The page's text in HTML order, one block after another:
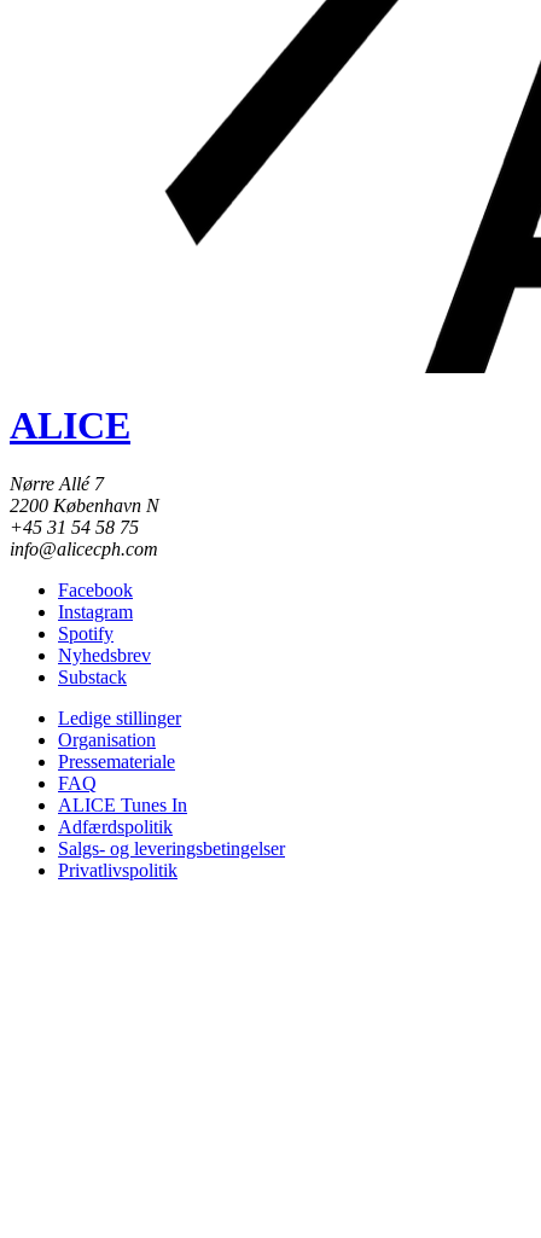
ALICE
Nørre Allé 7
2200 København N
+45 31 54 58 75
info@alicecph.com
Facebook
Instagram
Spotify
Nyhedsbrev
Substack
Ledige stillinger
Organisation
Pressemateriale
FAQ
ALICE Tunes In
Adfærdspolitik
Salgs- og leveringsbetingelser
Privatlivspolitik